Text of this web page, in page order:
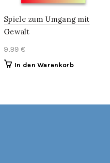
Spiele zum Umgang mit
Gewalt
9,99 €
In den Warenkorb